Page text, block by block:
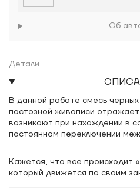
Об
Детали
В данной работе смесь черных
пастозной живописи
возникают при нахождении в
постоянном переключении
Кажется, что все происходит
который движется по своим